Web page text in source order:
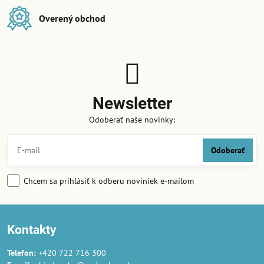
Overený obchod
Newsletter
Odoberať naše novinky:
Odoberať
Chcem sa prihlásiť k odberu noviniek e-mailom
Kontakty
Telefon: +420 722 716 300